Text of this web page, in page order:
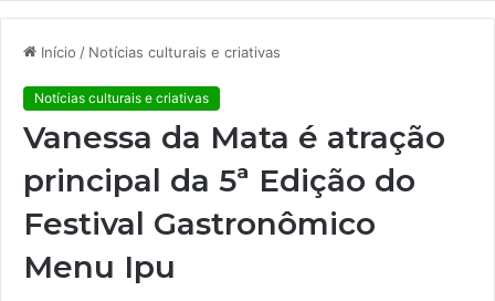
Início / Notícias culturais e criativas
Notícias culturais e criativas
Vanessa da Mata é atração
principal da 5ª Edição do
Festival Gastronômico
Menu Ipu